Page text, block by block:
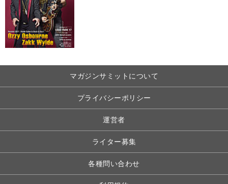
マガジンサミットについて
プライバシーポリシー
運営者
ライター募集
各種問い合わせ